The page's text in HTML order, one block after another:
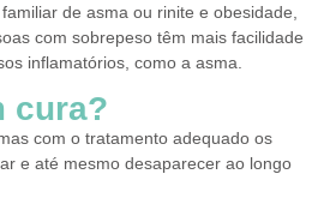
de asma ou rinite e obesidade,
com sobrepeso têm mais facilidade
inflamatórios, como a asma.
cura?
com o tratamento adequado os
e até mesmo desaparecer ao longo